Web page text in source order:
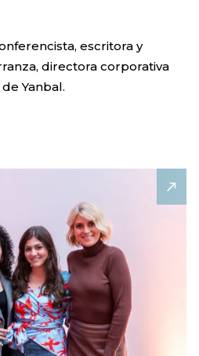
escritora y
directora corporativa
Yanbal.